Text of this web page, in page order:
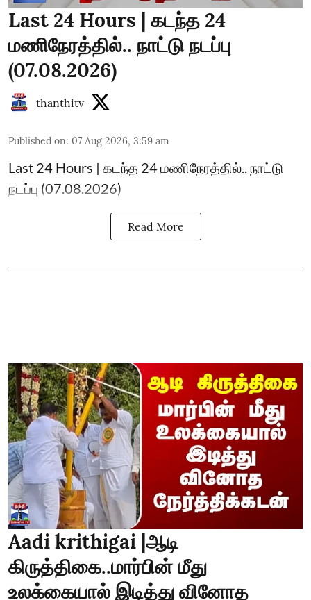
Last 24 Hours | கடந்த 24
மணிநேரத்தில்.. நாட்டு நடப்பு
(07.08.2026)
thanthitv
Published on: 07 Aug 2026, 3:59 am
Last 24 Hours | கடந்த 24 மணிநேரத்தில்.. நாட்டு
நடப்பு (07.08.2026)
Read More
Aadi krithigai |ஆடி
கிருத்திகை..மார்பின் மீது
உலக்கையால் இடித்து வினோத